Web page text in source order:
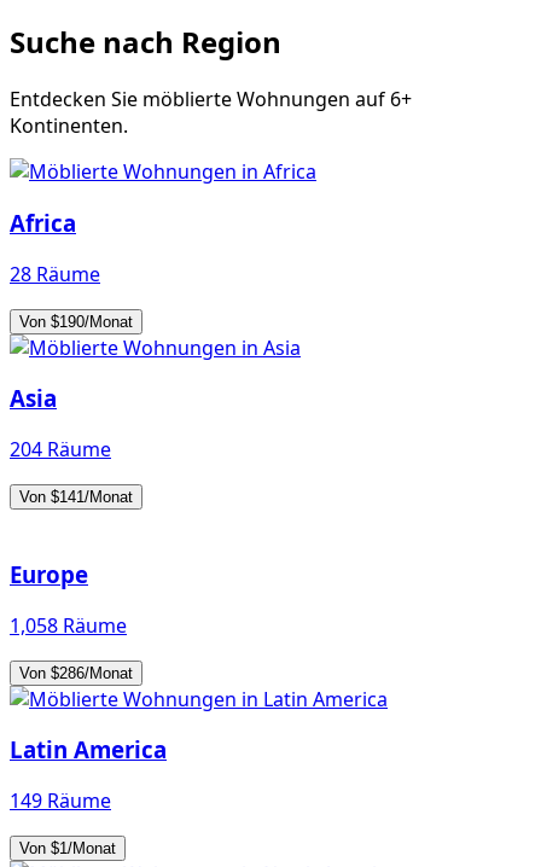
Suche nach Region
Entdecken Sie möblierte Wohnungen auf 6+
Kontinenten.
Africa
28 Räume
Von $190/Monat
Asia
204 Räume
Von $141/Monat
Europe
1,058 Räume
Von $286/Monat
Latin America
149 Räume
Von $1/Monat